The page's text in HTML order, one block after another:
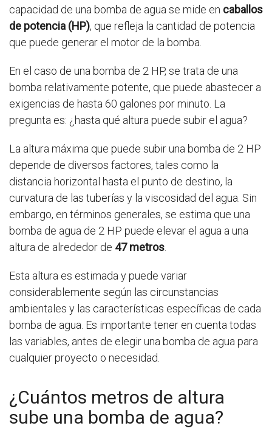
capacidad de una bomba de agua se mide en caballos
de potencia (HP), que refleja la cantidad de potencia
que puede generar el motor de la bomba.
En el caso de una bomba de 2 HP, se trata de una
bomba relativamente potente, que puede abastecer a
exigencias de hasta 60 galones por minuto. La
pregunta es: ¿hasta qué altura puede subir el agua?
La altura máxima que puede subir una bomba de 2 HP
depende de diversos factores, tales como la
distancia horizontal hasta el punto de destino, la
curvatura de las tuberías y la viscosidad del agua. Sin
embargo, en términos generales, se estima que una
bomba de agua de 2 HP puede elevar el agua a una
altura de alrededor de 47 metros
Esta altura es estimada y puede variar
considerablemente según las circunstancias
ambientales y las características específicas de cada
bomba de agua. Es importante tener en cuenta todas
las variables, antes de elegir una bomba de agua para
cualquier proyecto o necesidad.
¿Cuántos metros de altura
sube una bomba de agua?